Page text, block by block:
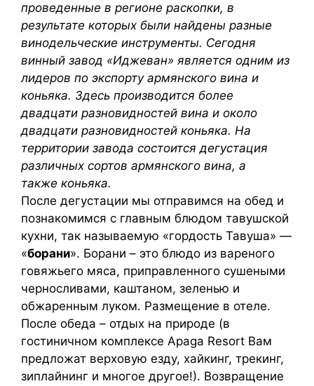
проведенные в регионе раскопки, в
результате которых были найдены разные
винодельческие инструменты. Сегодня
винный завод «Иджеван» является одним из
лидеров по экспорту армянского вина и
коньяка. Здесь производится более
двадцати разновидностей вина и около
двадцати разновидностей коньяка. На
территории завода состоится дегустация
различных сортов армянского вина, а
также коньяка.
После дегустации мы отправимся на обед и
познакомимся с главным блюдом тавушской
кухни, так называемую «гордость Тавуша» —
«борани». Борани – это блюдо из вареного
говяжьего мяса, приправленного сушеными
черносливами, каштаном, зеленью и
обжаренным луком. Размещение в отеле.
После обеда – отдых на природе (в
гостиничном комплексе Apaga Resort Вам
предложат верховую езду, хайкинг, трекинг,
зиплайнинг и многое другое!). Возвращение